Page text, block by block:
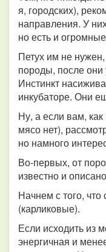
я, городских),
направления. У
но есть и
Петух им не
породы, после они
Инстинкт
инкубаторе. Они
Ну, а если вам,
мясо нет),
но намного
Во-первых, от
известно и
Начнем с того,
(карликовые).
Если исходить из
энергичная и